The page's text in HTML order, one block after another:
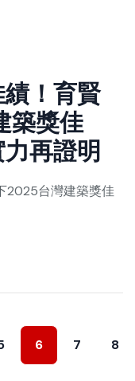
！育賢
築獎佳
再證明
2025台灣建築獎佳
6 7 8